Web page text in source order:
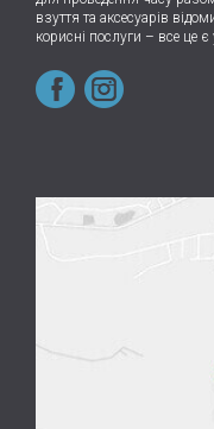
взуття та аксесуарів
корисні послуги – все це